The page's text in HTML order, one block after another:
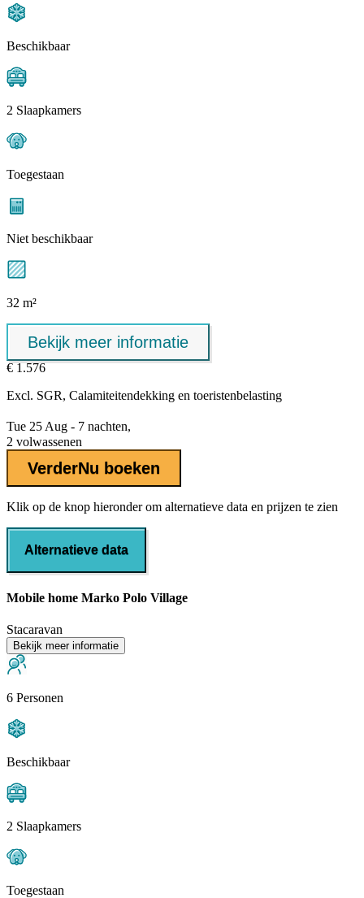
Beschikbaar
2 Slaapkamers
Toegestaan
Niet beschikbaar
32 m²
Bekijk meer informatie
€ 1.576
Excl. SGR, Calamiteitendekking en toeristenbelasting
Tue 25 Aug - 7 nachten,
2 volwassenen
VerderNu boeken
Klik op de knop hieronder om alternatieve data en prijzen te zien
Alternatieve data
Mobile home Marko Polo Village
Stacaravan
Bekijk meer informatie
6 Personen
Beschikbaar
2 Slaapkamers
Toegestaan